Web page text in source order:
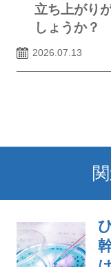
立ち上がり
しょうか？
2026.07.13